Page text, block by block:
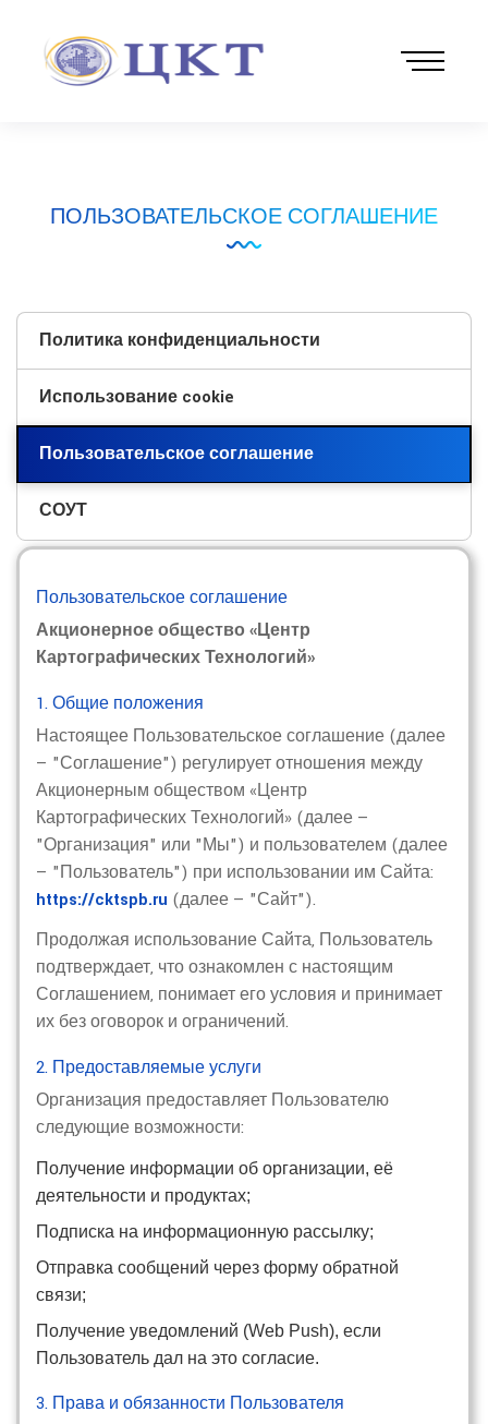
ПОЛЬЗОВАТЕЛЬСКОЕ СОГЛАШЕНИЕ
Политика конфиденциальности
Использование cookie
Пользовательское соглашение
СОУТ
Пользовательское соглашение
Акционерное общество «Центр
Картографических Технологий»
1. Общие положения
Настоящее Пользовательское соглашение (далее
— "Соглашение") регулирует отношения между
Акционерным обществом «Центр
Картографических Технологий» (далее —
"Организация" или "Мы") и пользователем (далее
— "Пользователь") при использовании им Сайта:
https://cktspb.ru (далее — "Сайт").
Продолжая использование Сайта, Пользователь
подтверждает, что ознакомлен с настоящим
Соглашением, понимает его условия и принимает
их без оговорок и ограничений.
2. Предоставляемые услуги
Организация предоставляет Пользователю
следующие возможности:
Получение информации об организации, её
деятельности и продуктах;
Подписка на информационную рассылку;
Отправка сообщений через форму обратной
связи;
Получение уведомлений (Web Push), если
Пользователь дал на это согласие.
3. Права и обязанности Пользователя